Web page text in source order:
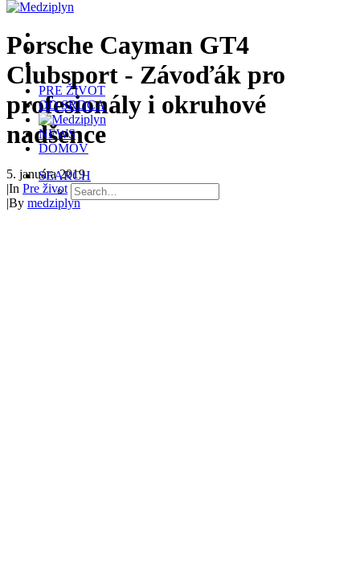
PRE ŽIVOT
OD SRDCA
NEWS
DOMOV
SEARCH
Porsche Cayman GT4
Clubsport - Závoďák pro
profesionály i okruhové
nadšence
5. januára 2019
|In Pre život
|By medziplyn